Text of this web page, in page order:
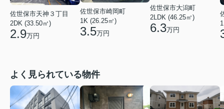
佐世保市天神３丁目
2DK (33.50㎡)
2.9万円
佐世保市崎岡町
1K (26.25㎡)
3.5万円
佐世保市大潟町
2LDK (46.25㎡)
6.3万円
よく見られている物件